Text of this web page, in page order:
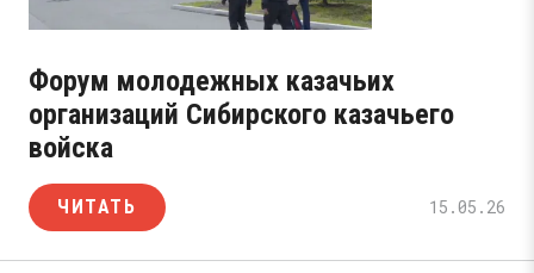
Форум молодежных казачьих
организаций Сибирского казачьего
войска
ЧИТАТЬ 15.05.26